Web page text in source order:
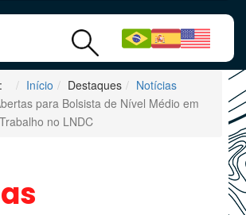
Início Destaques
Notícias
para Bolsista de Nível Médio em
no LNDC